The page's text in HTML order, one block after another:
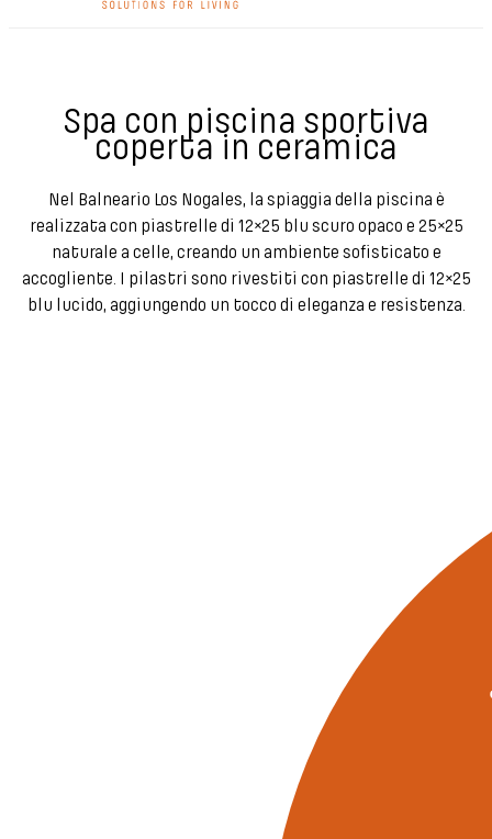
Spa con piscina sportiva
coperta in ceramica
Nel Balneario Los Nogales, la spiaggia della piscina è
realizzata con piastrelle di 12×25 blu scuro opaco e 25×25
naturale a celle, creando un ambiente sofisticato e
accogliente. I pilastri sono rivestiti con piastrelle di 12×25
blu lucido, aggiungendo un tocco di eleganza e resistenza.